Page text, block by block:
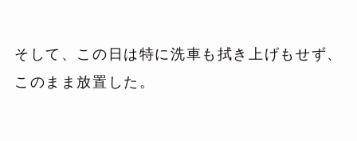
そして、この日は特に洗車も拭き上げもせず、
このまま放置した。